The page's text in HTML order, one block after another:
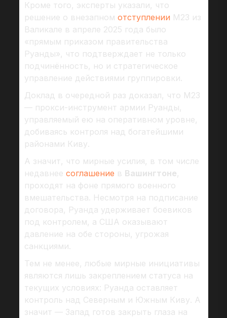
Кроме того, эксперты указали, что
решение о внезапном отступлении М23 из
Валикале в апреле 2025 года было
«прямым приказом правительства
Руанды», что подтверждает не только
подчинённость, но и стратегическое
управление действиями группировки.
Доклад в очередной раз доказал, что М23
— прокси-инструмент армии Руанды,
управляемый ею на оперативном уровне,
добиваясь контроля над богатейшими
районами Киву.
А значит, что мирные усилия, в том числе
недавнее соглашение в Вашингтоне,
проходят на фоне прямого военного
вмешательства. Несмотря на подписание
договора, Руанда удерживает боевиков
под контролем, а США оказывают
давление на обе стороны, угрожая
санкциями.
Тем не менее, любые мирные инициативы
являются лишь закреплением статуса на
текущих условиях: Руанда оставляет
контроль над Северным и Южным Киву. А
значит — Запад готов закрыть глаза на